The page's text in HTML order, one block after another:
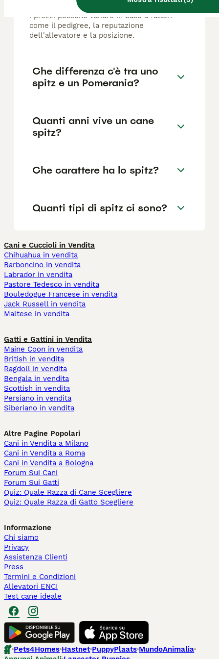
razza pura in Italia è di circa 920€ ,anche se
i prezzi possono variare in base a fattori
come il pedigree, la reputazione
dell'allevatore e la posizione.
Che differenza c'è tra uno
spitz e un Pomerania?
Quanti anni vive un cane
spitz?
Che carattere ha lo spitz?
Quanti tipi di spitz ci sono?
Cani e Cuccioli in Vendita
Chihuahua in vendita
Barboncino in vendita
Labrador in vendita
Pastore Tedesco in vendita
Bouledogue Francese in vendita
Jack Russell in vendita
Maltese in vendita
Gatti e Gattini in Vendita
Maine Coon in vendita
British in vendita
Ragdoll in vendita
Bengala in vendita
Scottish in vendita
Persiano in vendita
Siberiano in vendita
Altre Pagine Popolari
Cani in Vendita a Milano
Cani in Vendita a Roma
Cani in Vendita a Bologna
Forum Sui Cani
Forum Sui Gatti
Quiz: Quale Razza di Cane Scegliere
Quiz: Quale Razza di Gatto Scegliere
Informazione
Chi siamo
Privacy
Assistenza Clienti
Press
Termini e Condizioni
Allevatori ENCI
Test cane ideale
Pets4Homes Hastnet PuppyPlaats MundoAnimalia